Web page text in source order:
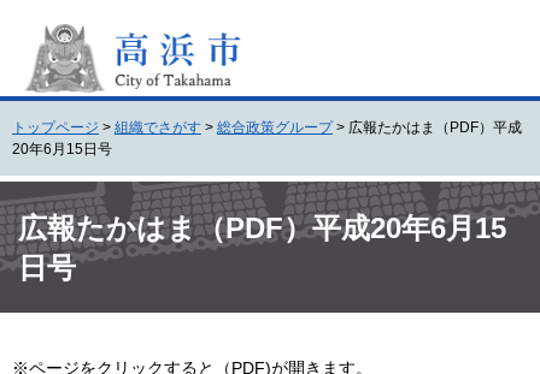
頭
。
飛
て
本
文
トップページ > 組織でさがす > 総合政策グループ > 広報たかはま（PDF）平成
20年6月15日号
文 広報たかはま（PDF）平成20年6月15
日号
※ページをクリックすると（PDF)が開きます。